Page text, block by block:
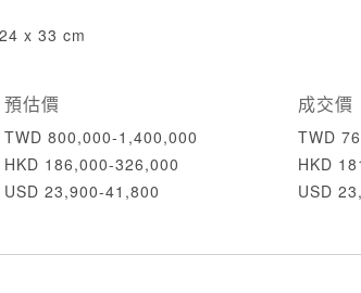
24 x 33 cm
預估價
TWD 800,000-1,400,000
HKD 186,000-326,000
USD 23,900-41,800
成交價
TWD
HKD
USD